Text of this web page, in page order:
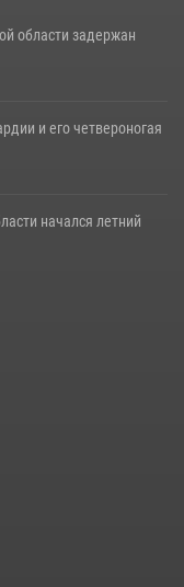
области задержан
и его четвероногая
начался летний